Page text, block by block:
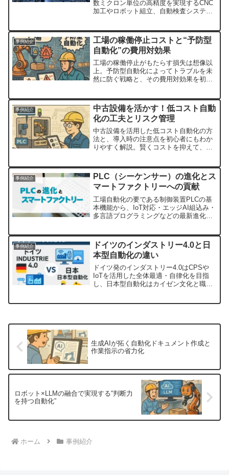
数ミクロン単位の高精度を実現するCNC
加工やロボット組立、自動検査システム
ット部品AI検査の成功事例と共に初心者
向けにわかりやすく解説。
事例紹介
工場の稼働停止コストと“予防型
自動化”の費用対効果
工場の稼働停止がもたらす損失は想像以
上。予防型自動化によってトラブルを未
然に防ぐ戦略と、その費用対効果を初心
事例紹介
中古設備を活かす！低コスト自動
化の工夫とリスク管理
中古設備を活用した低コスト自動化の方
法と、導入時の注意点を初心者にもわか
りやすく解説。賢くコストを抑えて、自
事例紹介
PLC（シーケンサー）の進化とス
マートファクトリーへの貢献
工場自動化の要である制御装置PLCの基
本機能から、IoT対応・エッジAI組込み・
多言語プログラミングなどの最新進化、
ント、今後の展望まで初心者向けにわか
りやすく解説。
事例紹介
ドイツのインダストリー4.0と日
本型自動化の違い
ドイツ発のインダストリー4.0はCPSや
IoTを活用した全体最適・自律化を目指
し、日本型自動化はカイゼン文化と職人
生成AIが拓く自動化ドキュメント作成と
作業指示の省力化
ロボット×LLMの融合で実現する“判断力
を持つ自動化”
ホーム 事例紹介